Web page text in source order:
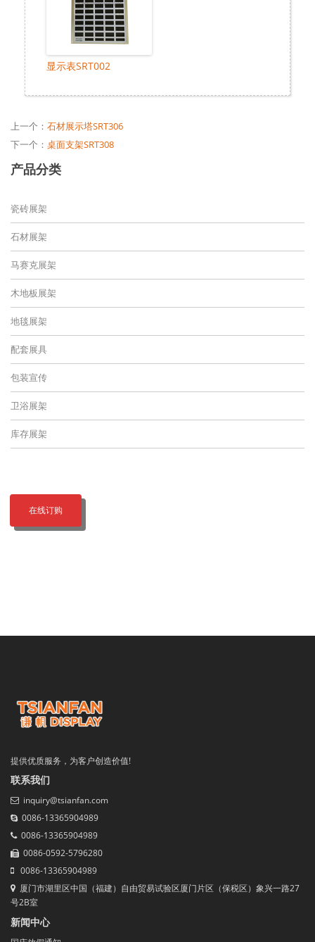
显示表SRT002
上一个： 石材展示塔SRT306
下一个： 桌面支架SRT308
产品分类
瓷砖展架
石材展架
马赛克展架
木地板展架
地毯展架
配套展具
包装宣传
卫浴展架
库存展架
在线订购
提供优质服务，为客户创造价值!
联系我们
inquiry@tsianfan.com
0086-13365904989
0086-13365904989
0086-0592-5796280
0086-13365904989
厦门市湖里区中国（福建）自由贸易试验区厦门片区（保税区）象兴一路27
号2B室
新闻中心